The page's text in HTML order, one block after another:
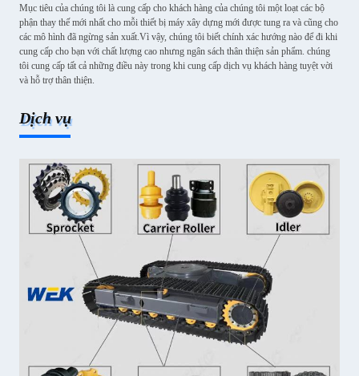
Mục tiêu của chúng tôi là cung cấp cho khách hàng của chúng tôi một loạt các bộ
phận thay thế mới nhất cho mỗi thiết bị máy xây dựng mới được tung ra và cũng cho
các mô hình đã ngừng sản xuất.Vì vậy, chúng tôi biết chính xác hướng nào để đi khi
cung cấp cho bạn với chất lượng cao nhưng ngân sách thân thiện sản phẩm. chúng
tôi cung cấp tất cả những điều này trong khi cung cấp dịch vụ khách hàng tuyệt vời
và hỗ trợ thân thiện.
Dịch vụ